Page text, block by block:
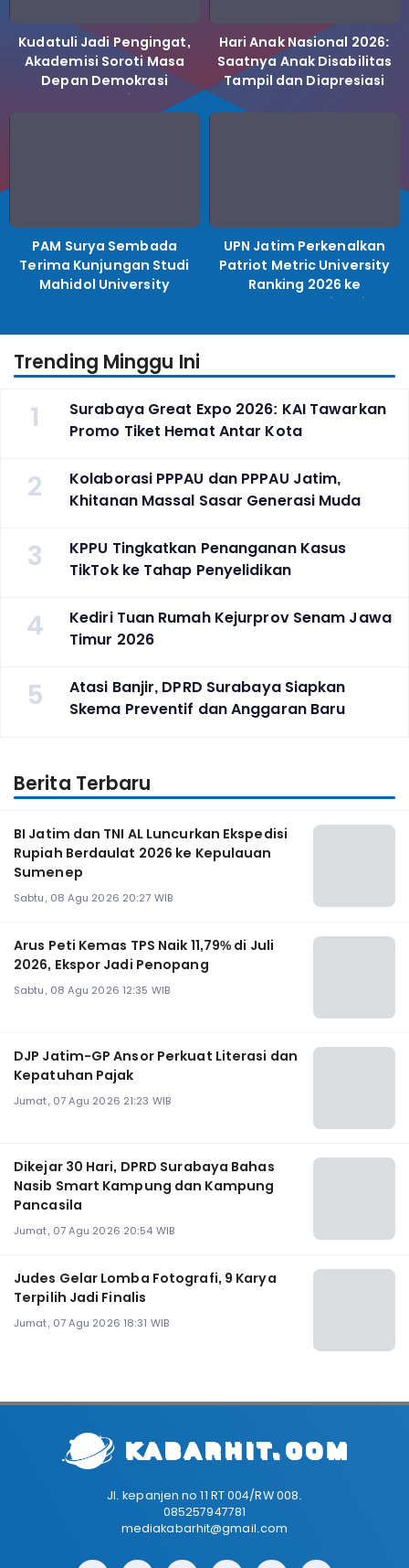
Kudatuli Jadi Pengingat,
Akademisi Soroti Masa
Depan Demokrasi
Indonesia
Hari Anak Nasional 2026:
Saatnya Anak Disabilitas
Tampil dan Diapresiasi
PAM Surya Sembada
Terima Kunjungan Studi
Mahidol University
UPN Jatim Perkenalkan
Patriot Metric University
Ranking 2026 ke
Perguruan Tinggi
Trending Minggu Ini
1
Surabaya Great Expo 2026: KAI Tawarkan
Promo Tiket Hemat Antar Kota
2
Kolaborasi PPPAU dan PPPAU Jatim,
Khitanan Massal Sasar Generasi Muda
3
KPPU Tingkatkan Penanganan Kasus
TikTok ke Tahap Penyelidikan
4
Kediri Tuan Rumah Kejurprov Senam Jawa
Timur 2026
5
Atasi Banjir, DPRD Surabaya Siapkan
Skema Preventif dan Anggaran Baru
Berita Terbaru
BI Jatim dan TNI AL Luncurkan Ekspedisi
Rupiah Berdaulat 2026 ke Kepulauan
Sumenep
Sabtu, 08 Agu 2026 20:27 WIB
Arus Peti Kemas TPS Naik 11,79% di Juli
2026, Ekspor Jadi Penopang
Sabtu, 08 Agu 2026 12:35 WIB
DJP Jatim-GP Ansor Perkuat Literasi dan
Kepatuhan Pajak
Jumat, 07 Agu 2026 21:23 WIB
Dikejar 30 Hari, DPRD Surabaya Bahas
Nasib Smart Kampung dan Kampung
Pancasila
Jumat, 07 Agu 2026 20:54 WIB
Judes Gelar Lomba Fotografi, 9 Karya
Terpilih Jadi Finalis
Jumat, 07 Agu 2026 18:31 WIB
Jl. kepanjen no 11 RT 004/RW 008.
085257947781
mediakabarhit@gmail.com